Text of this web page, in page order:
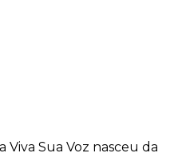
Sua Voz nasceu da